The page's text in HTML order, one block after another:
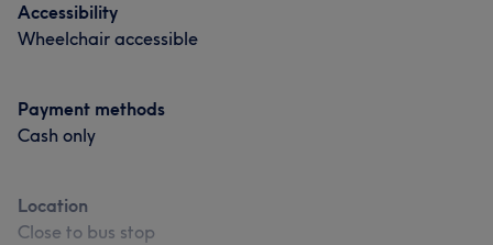
Accessibility
Wheelchair accessible
Payment methods
Cash only
Location
Close to bus stop